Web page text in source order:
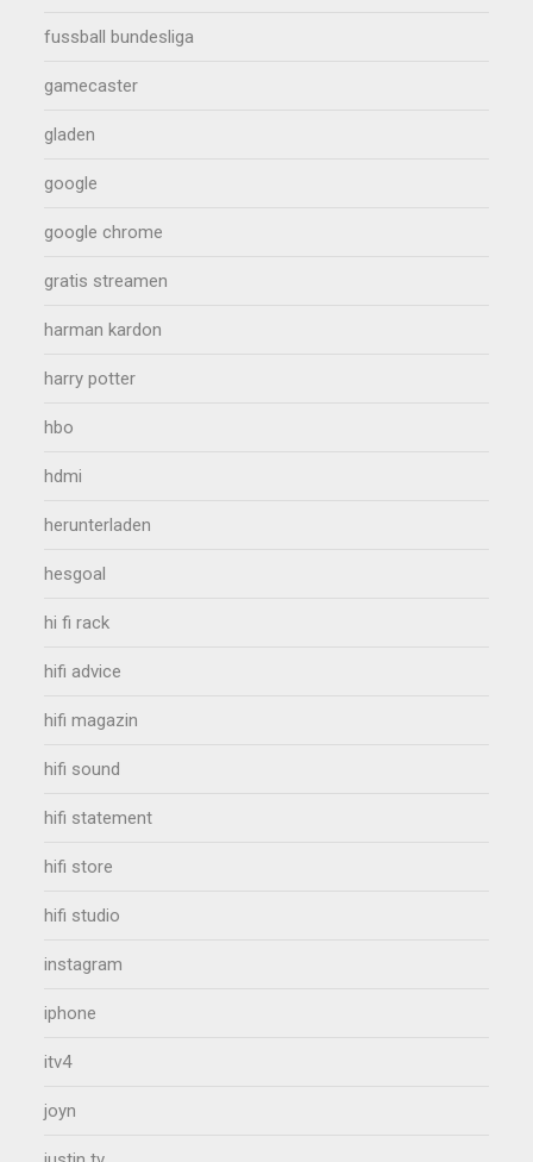
fussball bundesliga
gamecaster
gladen
google
google chrome
gratis streamen
harman kardon
harry potter
hbo
hdmi
herunterladen
hesgoal
hi fi rack
hifi advice
hifi magazin
hifi sound
hifi statement
hifi store
hifi studio
instagram
iphone
itv4
joyn